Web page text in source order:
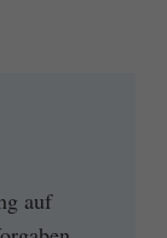
auf